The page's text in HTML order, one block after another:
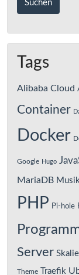
Tags
Alibaba Cloud
Container
Docker
Google Hugo
MariaDB
PHP Pi-hole
Server
Theme Traefik